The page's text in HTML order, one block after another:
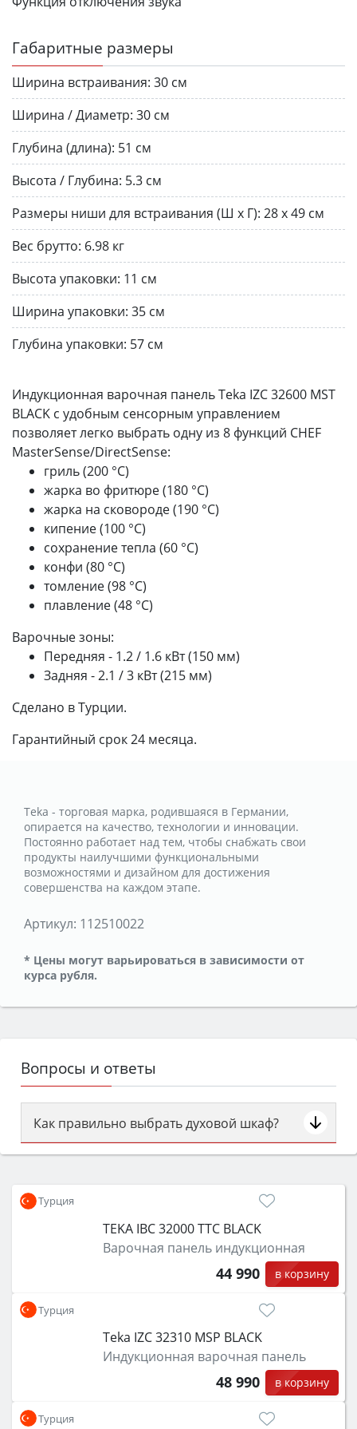
Габаритные размеры
Ширина встраивания: 30 см
Ширина / Диаметр: 30 см
Глубина (длина): 51 см
Высота / Глубина: 5.3 см
Размеры ниши для встраивания (Ш х Г): 28 х 49 см
Вес брутто: 6.98 кг
Высота упаковки: 11 см
Ширина упаковки: 35 см
Глубина упаковки: 57 см
Индукционная варочная панель Teka IZC 32600 MST
BLACK с удобным сенсорным управлением
позволяет легко выбрать одну из 8 функций CHEF
MasterSense/DirectSense:
гриль (200 °С)
жарка во фритюре (180 °С)
жарка на сковороде (190 °С)
кипение (100 °С)
сохранение тепла (60 °С)
конфи (80 °С)
томление (98 °С)
плавление (48 °С)
Варочные зоны:
Передняя - 1.2 / 1.6 кВт (150 мм)
Задняя - 2.1 / 3 кВт (215 мм)
Сделано в Турции.
Гарантийный срок 24 месяца.
Teka - торговая марка, родившаяся в Германии,
опирается на качество, технологии и инновации.
Постоянно работает над тем, чтобы снабжать свои
продукты наилучшими функциональными
возможностями и дизайном для достижения
совершенства на каждом этапе.
Артикул: 112510022
* Цены могут варьироваться в зависимости от
курса рубля.
Вопросы и ответы
Как правильно выбрать духовой шкаф?
Сначала определитесь с типом (газовый или
затем смотрите на объём 50–70 л для семьи,
класс энергопотребления не ниже A и нужные
функции (конвекция, гриль, самоочистка,
защита от детей).
Турция
TEKA IBC 32000 TTC BLACK
Варочная панель индукционная
44 990 в корзину
Турция
Teka IZC 32310 MSP BLACK
Индукционная варочная панель
48 990 в корзину
Турция